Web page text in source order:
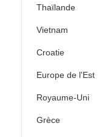
Thaïlande
Vietnam
Croatie
Europe de l'Est
Royaume-Uni
Grèce